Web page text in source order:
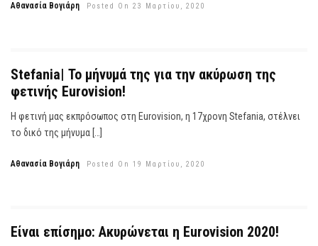
Αθανασία Βογιάρη Posted On 23 Μαρτίου, 2020
Stefania| Το μήνυμά της για την ακύρωση της
φετινής Eurovision!
Η φετινή μας εκπρόσωπος στη Eurovision, η 17χρονη Stefania, στέλνει
το δικό της μήνυμα […]
Αθανασία Βογιάρη Posted On 19 Μαρτίου, 2020
Είναι επίσημο: Ακυρώνεται η Eurovision 2020!